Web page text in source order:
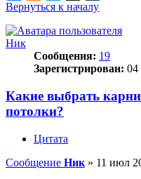
Вернуться к началу
Ник
Сообщения: 19
Зарегистрирован: 04
Какие выбрать
потолки?
Цитата
Сообщение Ник » 11 июл